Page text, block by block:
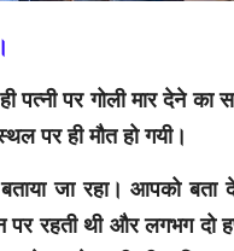
पत्नी पर गोली मार देने
पर ही मौत हो गयी।
जा रहा। आपको बता
पर रहती थी और लगभग दो